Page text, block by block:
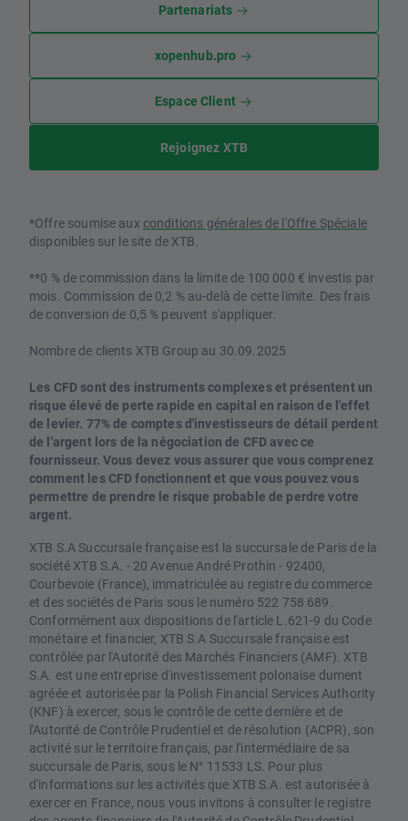
Partenariats
xopenhub.pro
Espace Client
Rejoignez XTB
*Offre soumise aux conditions générales de l'Offre Spéciale
disponibles sur le site de XTB.
**0 % de commission dans la limite de 100 000 € investis par
mois. Commission de 0,2 % au-delà de cette limite. Des frais
de conversion de 0,5 % peuvent s'appliquer.
Nombre de clients XTB Group au 30.09.2025
Les CFD sont des instruments complexes et présentent un
risque élevé de perte rapide en capital en raison de l'effet
de levier. 77% de comptes d'investisseurs de détail perdent
de l'argent lors de la négociation de CFD avec ce
fournisseur. Vous devez vous assurer que vous comprenez
comment les CFD fonctionnent et que vous pouvez vous
permettre de prendre le risque probable de perdre votre
argent.
XTB S.A Succursale française est la succursale de Paris de la
société XTB S.A. - 20 Avenue André Prothin - 92400,
Courbevoie (France), immatriculée au registre du commerce
et des sociétés de Paris sous le numéro 522 758 689.
Conformément aux dispositions de l'article L.621-9 du Code
monétaire et financier, XTB S.A Succursale française est
contrôlée par l'Autorité des Marchés Financiers (AMF). XTB
S.A. est une entreprise d'investissement polonaise dument
agréée et autorisée par la Polish Financial Services Authority
(KNF) à exercer, sous le contrôle de cette dernière et de
l'Autorité de Contrôle Prudentiel et de résolution (ACPR), son
activité sur le territoire français, par l'intermédiaire de sa
succursale de Paris, sous le N° 11533 LS. Pour plus
d'informations sur les activités que XTB S.A. est autorisée à
exercer en France, nous vous invitons à consulter le registre